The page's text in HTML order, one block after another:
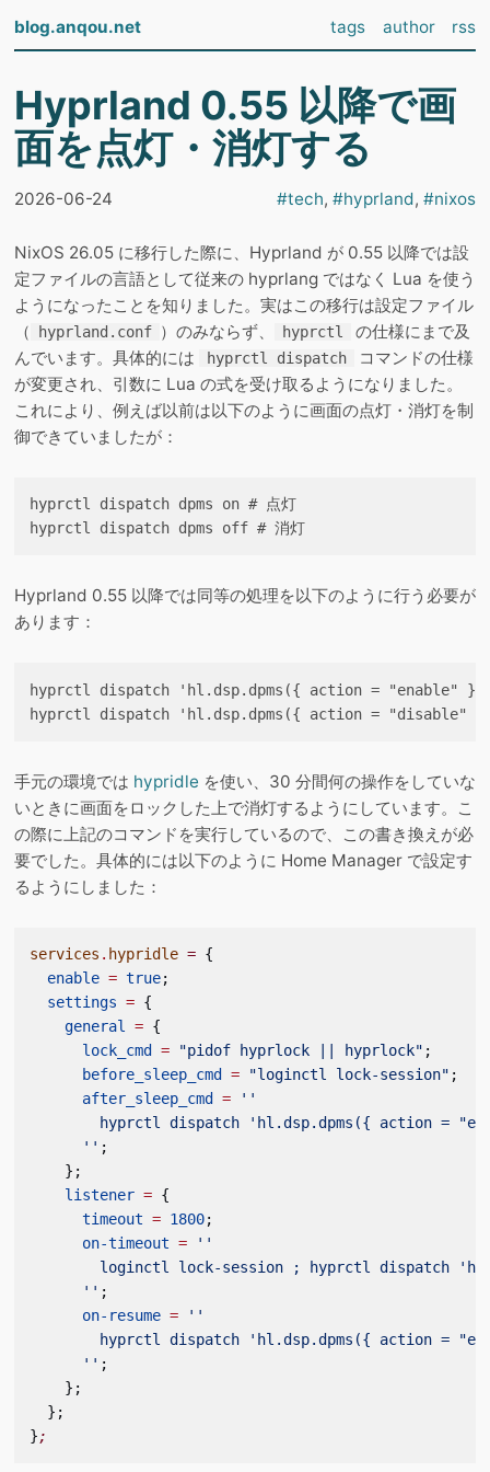
blog.anqou.net rss
author
tags
Hyprland 0.55 以降で画
面を点灯・消灯する
2026-06-24 #tech, #hyprland, #nixos
NixOS 26.05 に移行した際に、Hyprland が 0.55 以降では設
定ファイルの言語として従来の hyprlang ではなく Lua を使う
ようになったことを知りました。実はこの移行は設定ファイル
（
hyprland.conf ）のみならず、 hyprctl
の仕様にまで及
んでいます。具体的には
hyprctl dispatch
コマンドの仕様
が変更され、引数に Lua の式を受け取るようになりました。
これにより、例えば以前は以下のように画面の点灯・消灯を制
御できていましたが：
hyprctl dispatch dpms on # 点灯
hyprctl dispatch dpms off # 消灯
Hyprland 0.55 以降では同等の処理を以下のように行う必要が
あります：
hyprctl dispatch 'hl.dsp.dpms({ action = "enable"
手元の環境では hypridle を使い、30 分間何の操作をしていな
いときに画面をロックした上で消灯するようにしています。こ
の際に上記のコマンドを実行しているので、この書き換えが必
要でした。具体的には以下のように Home Manager で設定す
るようにしました：
services . hypridle = {
  enable
= true;
  settings
= {
    general
= {
      lock_cmd
= "pidof hyprlock || hyprlock" ;
      before_sleep_cmd
= "loginctl lock-session" ;
      after_sleep_cmd
= ''
hyprctl dispatch 'hl.dsp.dpms({ action =
      ''
;
    };
    listener
= {
      timeout
= 1800;
      on-timeout
= ''
loginctl lock-session ; hyprctl dispatch
      ''
;
      on-resume
= ''
hyprctl dispatch 'hl.dsp.dpms({ action =
      ''
;
    };
  };
};